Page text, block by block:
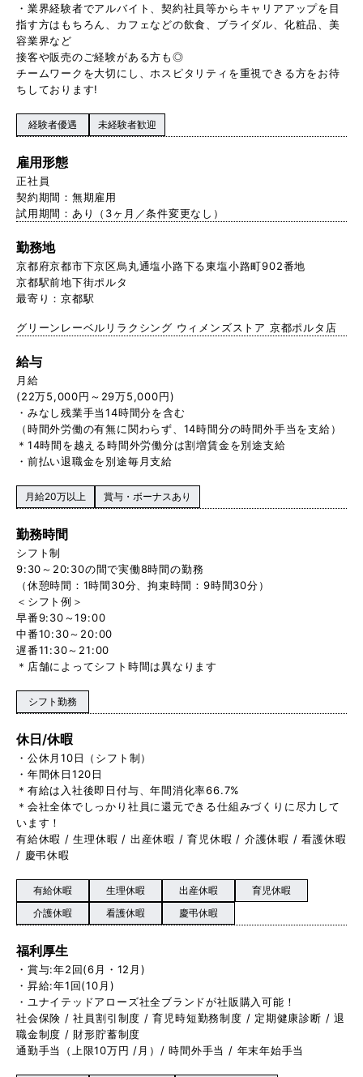
・業界経験者でアルバイト、契約社員等からキャリアアップを目
指す方はもちろん、カフェなどの飲食、ブライダル、化粧品、美
容業界など
接客や販売のご経験がある方も◎
チームワークを大切にし、ホスピタリティを重視できる方をお待
ちしております!
経験者優遇 未経験者歓迎
雇用形態
正社員
契約期間：無期雇用
試用期間：あり（3ヶ月／条件変更なし）
勤務地
京都府京都市下京区烏丸通塩小路下る東塩小路町902番地
京都駅前地下街ポルタ
最寄り：京都駅
グリーンレーベルリラクシング ウィメンズストア 京都ポルタ店
給与
月給
(22万5,000円～29万5,000円)
・みなし残業手当14時間分を含む
（時間外労働の有無に関わらず、14時間分の時間外手当を支給）
＊14時間を越える時間外労働分は割増賃金を別途支給
・前払い退職金を別途毎月支給
月給20万以上 賞与・ボーナスあり
勤務時間
シフト制
9:30～20:30の間で実働8時間の勤務
（休憩時間：1時間30分、拘束時間：9時間30分）
＜シフト例＞
早番9:30～19:00
中番10:30～20:00
遅番11:30～21:00
＊店舗によってシフト時間は異なります
シフト勤務
休日/休暇
・公休月10日（シフト制）
・年間休日120日
＊有給は入社後即日付与、年間消化率66.7%
＊会社全体でしっかり社員に還元できる仕組みづくりに尽力して
います！
有給休暇 / 生理休暇 / 出産休暇 / 育児休暇 / 介護休暇 / 看護休暇
/ 慶弔休暇
有給休暇 生理休暇 出産休暇
育児休暇
介護休暇
看護休暇 慶弔休暇
福利厚生
・賞与:年2回(6月・12月)
・昇給:年1回(10月)
・ユナイテッドアローズ社全ブランドが社販購入可能！
社会保険 / 社員割引制度 / 育児時短勤務制度 / 定期健康診断 / 退
職金制度 / 財形貯蓄制度
通勤手当（上限10万円 /月）/ 時間外手当 / 年末年始手当